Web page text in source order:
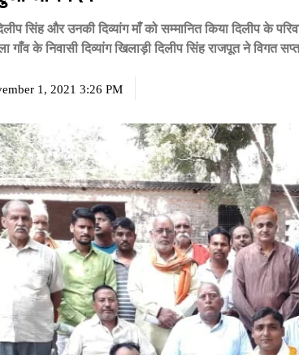
सिंह और उनकी दिव्यांग माँ को सम्मानित किया दिलीप के
गाँव के निवासी दिव्यांग खिलाड़ी दिलीप सिंह राजपूत ने
1, 2021 3:26 PM